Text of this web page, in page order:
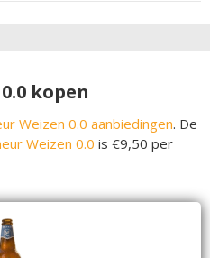
kopen
Weizen 0.0 aanbiedingen. De
Weizen 0.0 is €9,50 per